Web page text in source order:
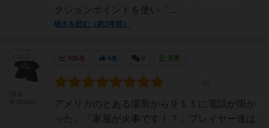
クションポイントを使い「...
続きを読む（約3年前）
435名 4名 充実
アメリカのとある場所から９１１に電話が掛か
った。「家屋が火事です！？」プレイヤー達は